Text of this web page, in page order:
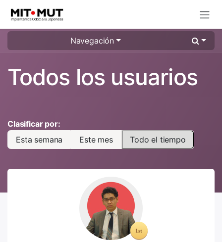
Navegación
Todos los usuarios
Clasificar por:
Esta semana
Este mes Todo el tiempo